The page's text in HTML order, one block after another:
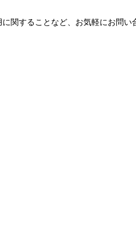
関することなど、お気軽にお問い